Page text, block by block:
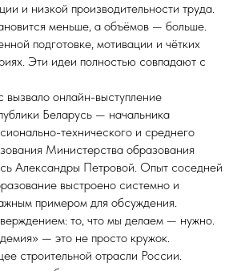
и низкой производительности труда.
меньше, а объёмов — больше.
подготовке, мотивации и чётких
Эти идеи полностью совпадают с
онлайн-выступление
Беларусь — начальника
технического и среднего
Министерства образования
Александры Петровой. Опыт соседней
выстроено системно и
примером для обсуждения.
то, что мы делаем — нужно.
— это не просто кружок.
строительной отрасли России.